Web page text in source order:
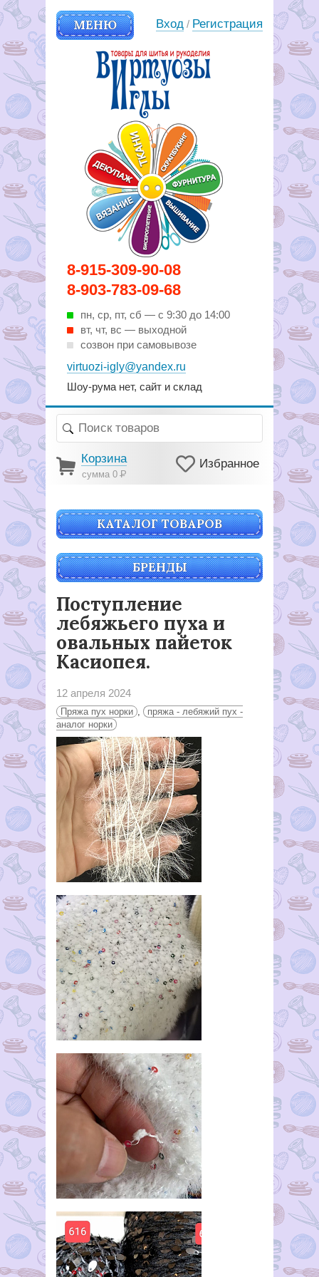
8-915-309-90-08
8-903-783-09-68
пн, ср, пт, cб — с 9:30 до 14:00
вт, чт, вс — выходной
созвон при самовывозе
virtuozi-igly@yandex.ru
Шоу-рума нет, сайт и склад
МЕНЮ
Вирутозы иглы. Товары для
шитья и рукоделья
Вход / Регистрация
Корзина
сумма 0Р
Избранное
КАТАЛОГ ТОВАРОВ
БРЕНДЫ
Поступление
лебяжьего пуха и
овальных пайеток
Касиопея.
12 апреля 2024
Пряжа пух норки ,
пряжа - лебяжий пух -
аналог норки